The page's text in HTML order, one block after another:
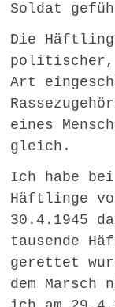
Soldat
Die
politischer,
Art
eines
gleich.
Ich habe bei
Häftlinge
30.4.1945
tausende
gerettet
dem